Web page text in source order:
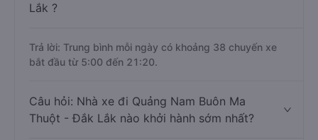
Lắk ?
Trả lời: Trung bình mỗi ngày có khoảng 38 chuyến xe
bắt đầu từ 5:00 đến 21:20.
Câu hỏi: Nhà xe đi Quảng Nam Buôn Ma
Thuột - Đắk Lắk nào khởi hành sớm nhất?